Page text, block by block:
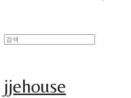
jjehouse